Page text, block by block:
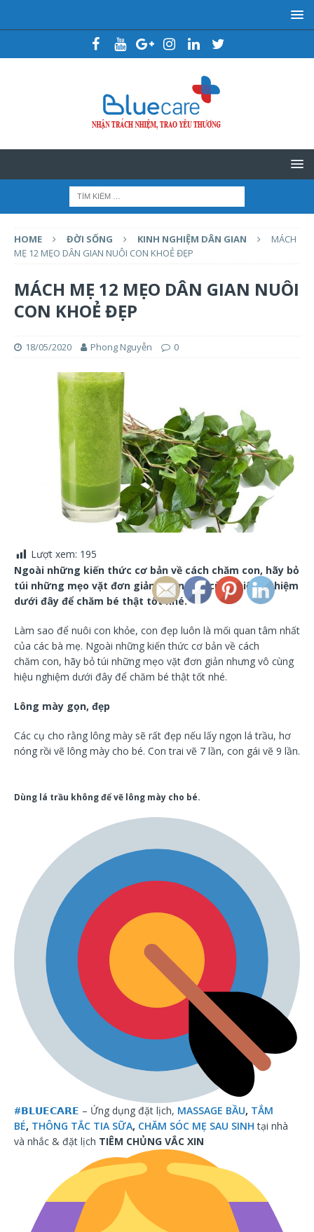
HOME ĐỜI SỐNG KINH NGHIỆM DÂN GIAN
MÁCH
MẸ 12 MẸO DÂN GIAN NUÔI CON KHOẺ ĐẸP
MÁCH MẸ 12 MẸO DÂN GIAN NUÔI
CON KHOẺ ĐẸP
18/05/2020 Phong Nguyễn 0
Lượt xem: 195
Ngoài những kiến thức cơ bản về cách chăm con, hãy bỏ
túi những mẹo vặt đơn giản nhưng vô cùng hiệu nghiệm
dưới đây để chăm bé thật tốt nhé.
Làm sao để nuôi con khỏe, con đẹp luôn là mối quan tâm nhất
của các bà mẹ. Ngoài những kiến thức cơ bản về cách
chăm con, hãy bỏ túi những mẹo vặt đơn giản nhưng vô cùng
hiệu nghiệm dưới đây để chăm bé thật tốt nhé.
Lông mày gọn, đẹp
Các cụ cho rằng lông mày sẽ rất đẹp nếu lấy ngọn lá trầu, hơ
nóng rồi vẽ lông mày cho bé. Con trai vẽ 7 lần, con gái vẽ 9 lần.
Dùng lá trầu không để vẽ lông mày cho bé.
#𝗕𝗟𝗨𝗘𝗖𝗔𝗥𝗘 – Ứng dụng đặt lịch, MASSAGE BẦU, TẮM
BÉ, THÔNG TẮC TIA SỮA, CHĂM SÓC MẸ SAU SINH tại nhà
và nhắc & đặt lịch TIÊM CHỦNG VẮC XIN